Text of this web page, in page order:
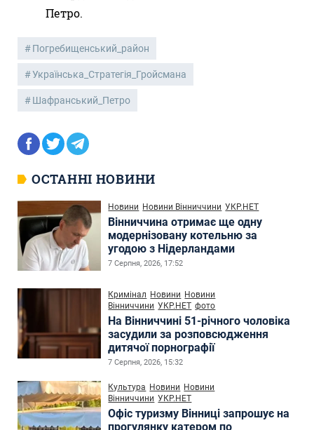
Петро.
Погребищенський_район
Українська_Стратегія_Гройсмана
Шафранський_Петро
ОСТАННІ НОВИНИ
Новини Новини Вінниччини УКР.НЕТ
Вінниччина отримає ще одну
модернізовану котельню за
угодою з Нідерландами
7 Серпня, 2026, 17:52
Кримінал Новини Новини
Вінниччини УКР.НЕТ фото
На Вінниччині 51-річного чоловіка
засудили за розповсюдження
дитячої порнографії
7 Серпня, 2026, 15:32
Культура Новини Новини
Вінниччини УКР.НЕТ
Офіс туризму Вінниці запрошує на
прогулянку катером по